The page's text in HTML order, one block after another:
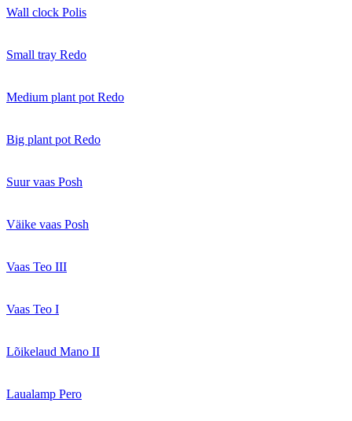
Wall clock Polis
Small tray Redo
Medium plant pot Redo
Big plant pot Redo
Suur vaas Posh
Väike vaas Posh
Vaas Teo III
Vaas Teo I
Lõikelaud Mano II
Laualamp Pero